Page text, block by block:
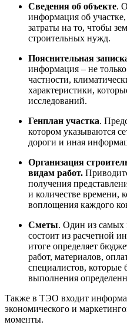
Сведения об объекте.
информация об
затраты на то, чтобы
строительных нужд.
Пояснительная
информация – не
частности,
характеристики,
исследований.
Генплан участка.
котором указываются
дороги и иная
Организация
видам работ.
получения
и количестве времени,
воплощения каждого
Сметы. Один из самых
состоит из расчетной
итоге определяет
работ, материалов,
специалистов, которые
выполнения
Также в ТЭО входит
экономического и
моменты.